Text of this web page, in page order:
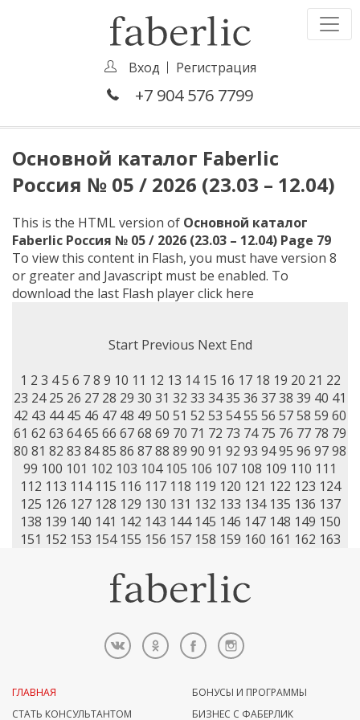
Вход Регистрация
+7 904 576 7799
Основной каталог Faberlic
Россия № 05 / 2026 (23.03 – 12.04)
This is the HTML version of Основной каталог
Faberlic Россия № 05 / 2026 (23.03 – 12.04) Page 79
To view this content in Flash, you must have version 8
or greater and Javascript must be enabled. To
download the last Flash playerclick here
Start Previous Next End
1 2 3 4 5 6 7 8 9 10 11 12 13 14 15 16 17 18 19 20 21 22
23 24 25 26 27 28 29 30 31 32 33 3435 36 3738 39 40 41
42 43 44 45 46 47 48 49 50 51 52 53 5455 56 5758 59 60
61 62 63 6465 66 6768 69 70 71 72 73 74 75 76 77 78 79
80 81 82 83 8485 86 8788 89 90 91 92 93 9495 96 9798
99 100 101 102 103 104 105 106 107 108 109 110 111
112 113 114 115 116 117 118 119 120 121 122 123 124
125 126 127 128 129 130 131 132 133 134 135 136 137
138 139 140 141 142 143 144 145 146 147 148 149 150
151 152 153 154 155 156 157 158 159 160 161 162 163
ГЛАВНАЯ
СТАТЬ КОНСУЛЬТАНТОМ
БОНУСЫ И ПРОГРАММЫ
БИЗНЕС С ФАБЕРЛИК